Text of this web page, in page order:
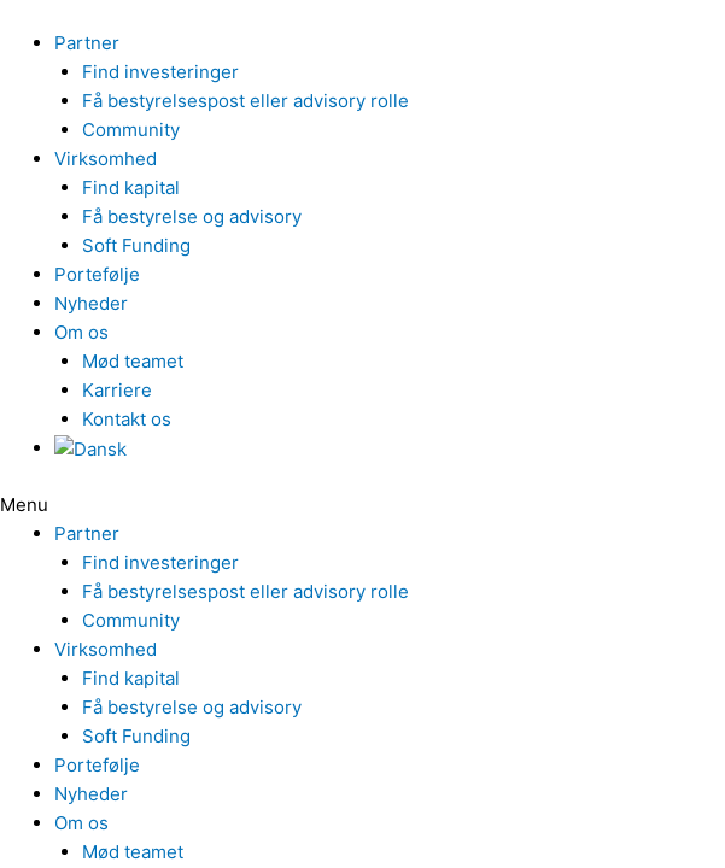
indholdet
Partner
Find investeringer
Få bestyrelsespost eller advisory rolle
Community
Virksomhed
Find kapital
Få bestyrelse og advisory
Soft Funding
Portefølje
Nyheder
Om os
Mød teamet
Karriere
Kontakt os
Menu
Partner
Find investeringer
Få bestyrelsespost eller advisory rolle
Community
Virksomhed
Find kapital
Få bestyrelse og advisory
Soft Funding
Portefølje
Nyheder
Om os
Mød teamet